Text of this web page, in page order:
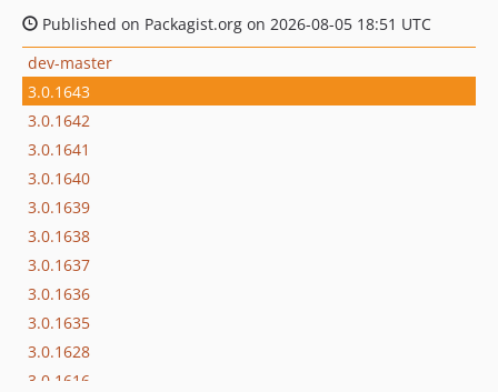
Published on Packagist.org on 2026-08-05 18:51 UTC
dev-master
3.0.1643
3.0.1642
3.0.1641
3.0.1640
3.0.1639
3.0.1638
3.0.1637
3.0.1636
3.0.1635
3.0.1628
3.0.1616